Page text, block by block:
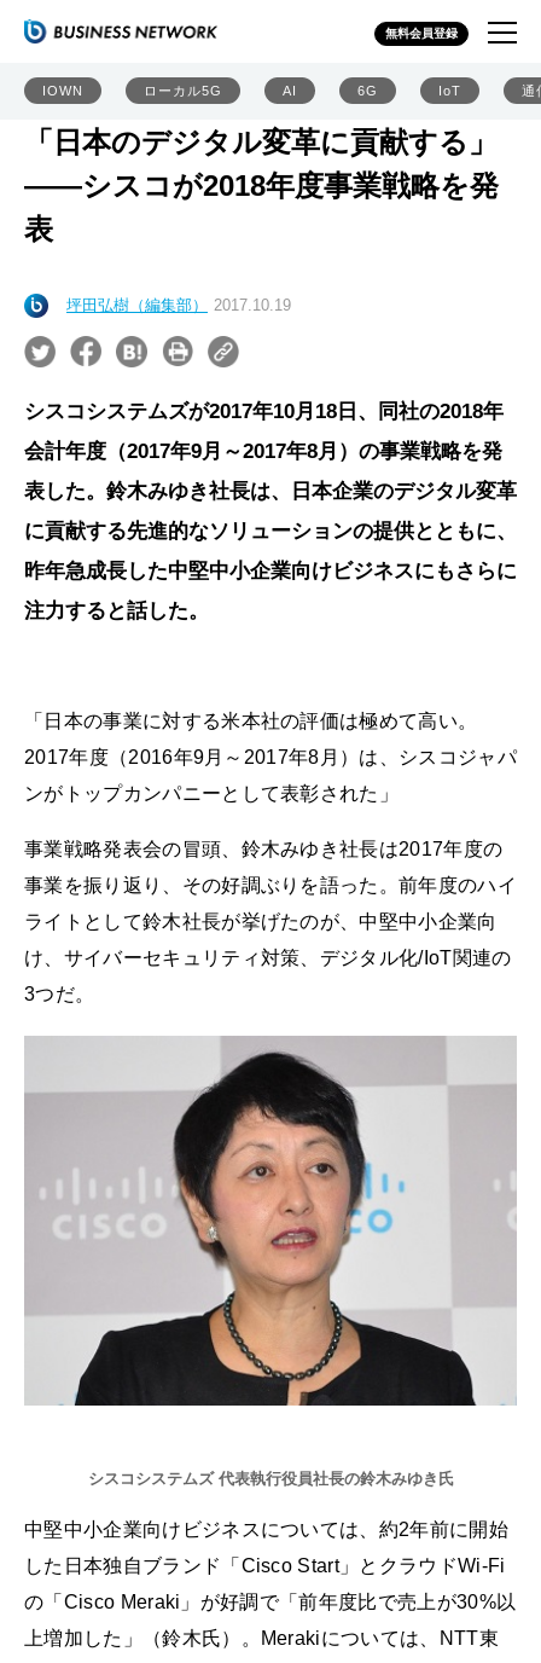
無料会員登録
IOWN ローカル5G AI 6G IoT 通
「日本のデジタル変革に貢献する」
――シスコが2018年度事業戦略を発
表
坪田弘樹（編集部） 2017.10.19
シスコシステムズが2017年10月18日、同社の2018年
会計年度（2017年9月～2017年8月）の事業戦略を発
表した。鈴木みゆき社長は、日本企業のデジタル変革
に貢献する先進的なソリューションの提供とともに、
昨年急成長した中堅中小企業向けビジネスにもさらに
注力すると話した。
「日本の事業に対する米本社の評価は極めて高い。
2017年度（2016年9月～2017年8月）は、シスコジャパ
ンがトップカンパニーとして表彰された」
事業戦略発表会の冒頭、鈴木みゆき社長は2017年度の
事業を振り返り、その好調ぶりを語った。前年度のハイ
ライトとして鈴木社長が挙げたのが、中堅中小企業向
け、サイバーセキュリティ対策、デジタル化/IoT関連の
3つだ。
シスコシステムズ 代表執行役員社長の鈴木みゆき氏
中堅中小企業向けビジネスについては、約2年前に開始
した日本独自ブランド「Cisco Start」とクラウドWi-Fi
の「Cisco Meraki」が好調で「前年度比で売上が30%以
上増加した」（鈴木氏）。Merakiについては、NTT東